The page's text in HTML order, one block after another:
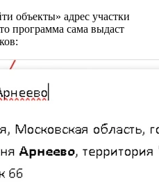
объекты» адрес участки
программа сама выдаст